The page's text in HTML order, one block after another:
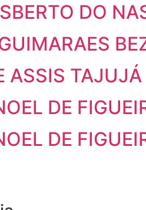
DO
ASSIS TAJUJÁ
DE
DE